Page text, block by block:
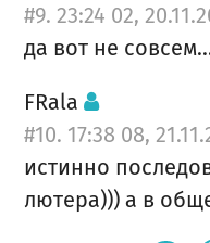
#9. 23:24 02,
да вот не
FRala
#10. 17:38 08,
истинно
лютера))) а в